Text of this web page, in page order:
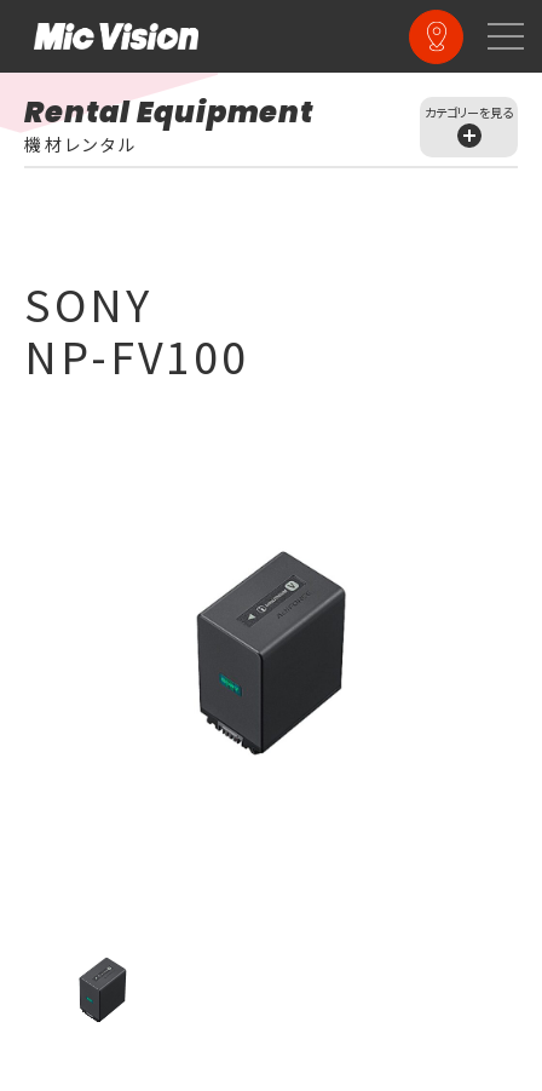
Rental Equipment
機材レンタル
カテゴリーを見る
業務用・民生カメラ
アクションカム
モバイル・タブレット
音声・マイク
各種ケーブル
SONY
NP-FV100